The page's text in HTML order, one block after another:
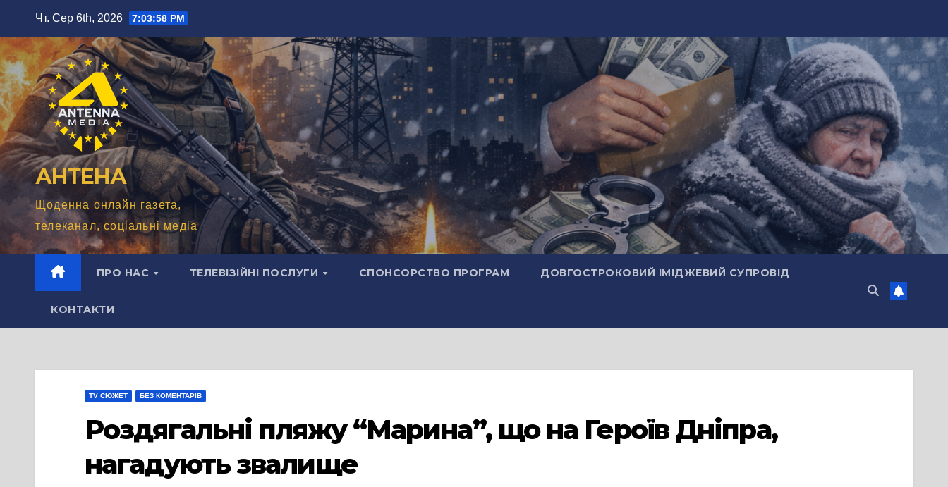
вмісту
Чт. Сер 6th, 2026 7:04:00 PM
АНТЕНА
Щоденна онлайн газета,
телеканал, соціальні медіа
ПРО НАС ТЕЛЕВІЗІЙНІ ПОСЛУГИ СПОНСОРСТВО ПРОГРАМ ДОВГОСТРОКОВИЙ ІМІДЖЕВИЙ СУПРОВІД
КОНТАКТИ
TV СЮЖЕТ БЕЗ КОМЕНТАРІВ
Роздягальні пляжу “Марина”, що на Героїв Дніпра,
нагадують звалище